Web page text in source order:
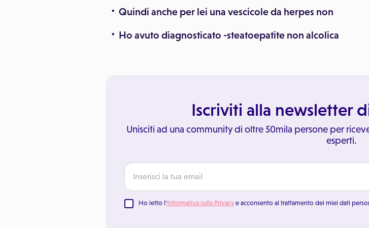
Quindi anche per lei una vescicole da herpes non
Ho avuto diagnosticato -steatoepatite non alcolica
Iscriviti alla newsletter
Unisciti ad una community di oltre 50mila persone per
esperti.
Ho letto l'Informativa sulla Privacy e acconsento al trattamento dei miei dati